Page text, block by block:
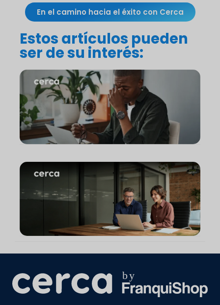
En el camino hacia el éxito con Cerca
Estos artículos pueden
ser de su interés: